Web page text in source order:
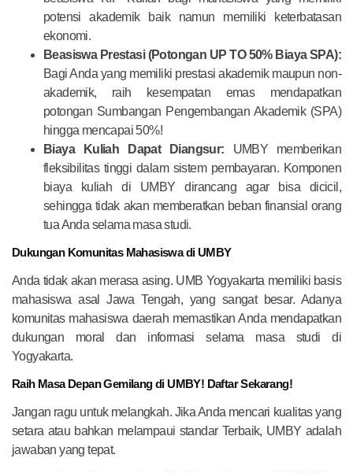
potensi akademik baik namun memiliki keterbatasan
ekonomi.
Beasiswa Prestasi (Potongan UP TO 50% Biaya SPA):
Bagi Anda yang memiliki prestasi akademik maupun non-
akademik, raih kesempatan emas mendapatkan
potongan Sumbangan Pengembangan Akademik (SPA)
hingga mencapai 50%!
Biaya Kuliah Dapat Diangsur: UMBY memberikan
fleksibilitas tinggi dalam sistem pembayaran. Komponen
biaya kuliah di UMBY dirancang agar bisa dicicil,
sehingga tidak akan memberatkan beban finansial orang
tua Anda selama masa studi.
Dukungan Komunitas Mahasiswa di UMBY
Anda tidak akan merasa asing. UMB Yogyakarta memiliki basis
mahasiswa asal Jawa Tengah, yang sangat besar. Adanya
komunitas mahasiswa daerah memastikan Anda mendapatkan
dukungan moral dan informasi selama masa studi di
Yogyakarta.
Raih Masa Depan Gemilang di UMBY! Daftar Sekarang!
Jangan ragu untuk melangkah. Jika Anda mencari kualitas yang
setara atau bahkan melampaui standar Terbaik, UMBY adalah
jawaban yang tepat.